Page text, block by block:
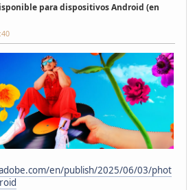
para dispositivos Android (en
en/publish/2025/06/03/phot